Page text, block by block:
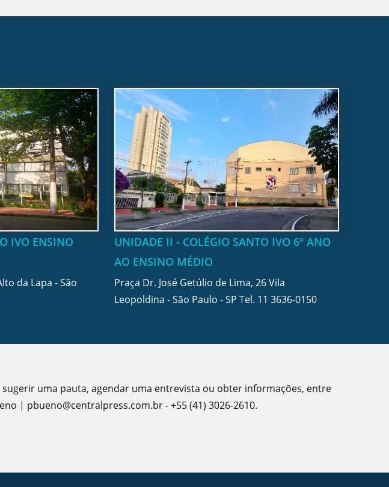
IVO ENSINO
da Lapa - São
UNIDADE II - COLÉGIO SANTO IVO 6º ANO
AO ENSINO MÉDIO
Praça Dr. José Getúlio de Lima, 26 Vila
Leopoldina - São Paulo - SP Tel. 11 3636-0150
uma pauta, agendar uma entrevista ou obter informações, entre
| pbueno@centralpress.com.br - +55 (41) 3026-2610.